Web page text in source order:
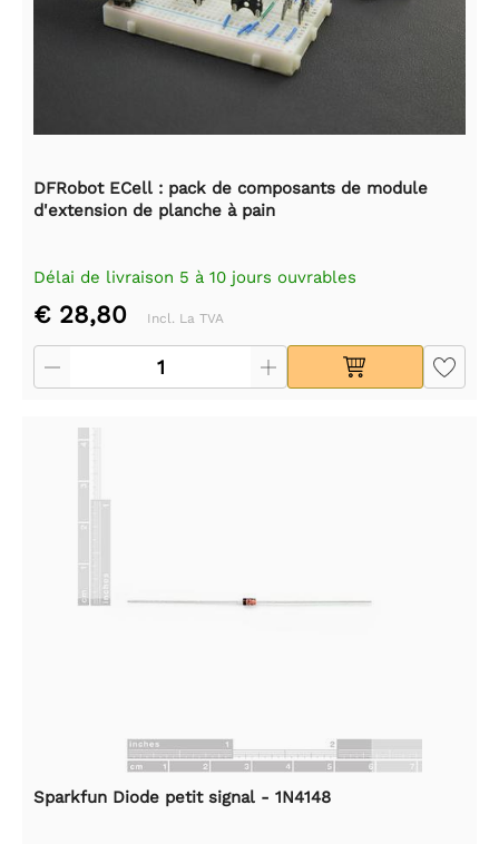
DFRobot ECell : pack de composants de module
d'extension de planche à pain
Délai de livraison 5 à 10 jours ouvrables
€ 28,80 Incl. La TVA
Sparkfun Diode petit signal - 1N4148